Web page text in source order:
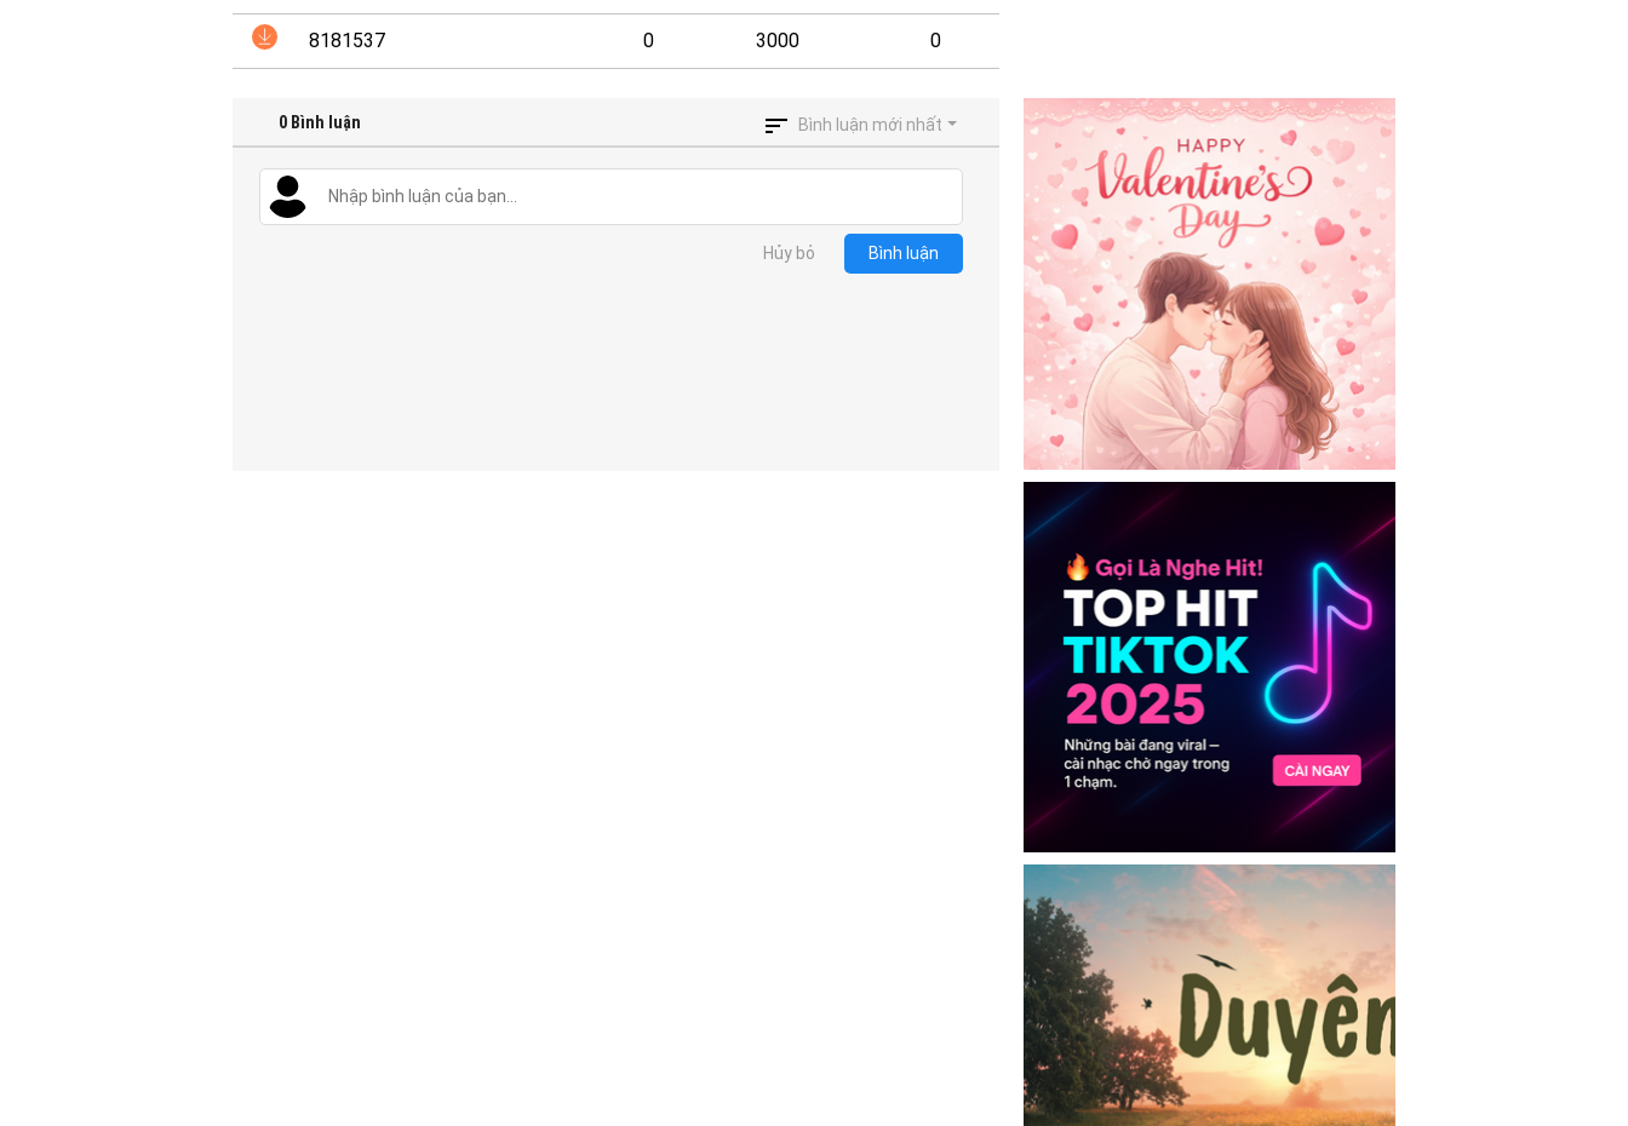
8181537 0 3000 0
0 Bình luận Bình luận mới nhất
Hủy bỏ Bình luận